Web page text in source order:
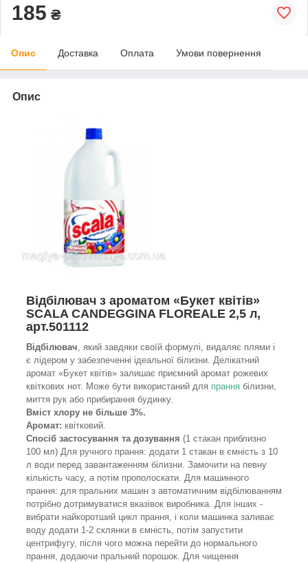
185 ₴
Опис Доставка Оплата Умови повернення
Опис
Відбілювач з ароматом «Букет квітів»
SCALA CANDEGGINA FLOREALE 2,5 л,
арт.501112
Відбілювач , який завдяки своїй формулі, видаляє плями і
є лідером у забезпеченні ідеальної білизни. Делікатний
аромат «Букет квітів» залишає приємний аромат рожевих
квіткових нот. Може бути використаний для прання білизни,
миття рук або прибирання будинку.
Вміст хлору не більше 3%.
Аромат: квітковий.
Спосіб застосування та дозування (1 стакан приблизно
100 мл) Для ручного прання: додати 1 стакан в ємність з 10
л води перед завантаженням білизни. Замочити на певну
кількість часу, а потім прополоскати. Для машинного
прання: для пральних машин з автоматичним відбілюванням
потрібно дотримуватися вказівок виробника. Для інших -
вибрати найкоротший цикл прання, і коли машинка заливає
воду додати 1-2 склянки в ємність, потім запустити
центрифугу, після чого можна перейти до нормального
прання, додаючи пральний порошок. Для чищення